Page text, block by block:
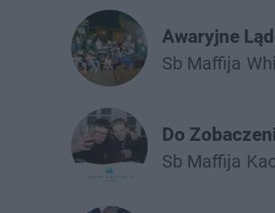
Awaryjne
Sb Maffija
Do
Sb Maffija